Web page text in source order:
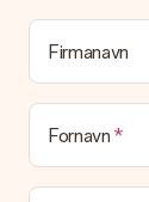
hvem du skal
Er min gave
I øjeblikket
at pakke din
emballage.
Firmanavn
Fornavn